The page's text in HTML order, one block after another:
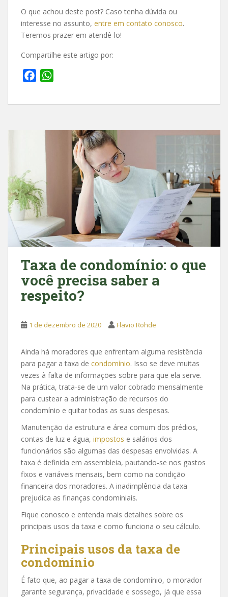
O que achou deste post? Caso tenha dúvida ou
interesse no assunto, entre em contato conosco.
Teremos prazer em atendê-lo!
Compartilhe este artigo por:
c
a
s
Taxa de condomínio: o que
você precisa saber a
respeito?
1 de dezembro de 2020 Flavio Rohde
Ainda há moradores que enfrentam alguma resistência
para pagar a taxa de condomínio. Isso se deve muitas
vezes à falta de informações sobre para que ela serve.
Na prática, trata-se de um valor cobrado mensalmente
para custear a administração de recursos do
condomínio e quitar todas as suas despesas.
Manutenção da estrutura e área comum dos prédios,
contas de luz e água, impostos e salários dos
funcionários são algumas das despesas envolvidas. A
taxa é definida em assembleia, pautando-se nos gastos
fixos e variáveis mensais, bem como na condição
financeira dos moradores. A inadimplência da taxa
prejudica as finanças condominiais.
Fique conosco e entenda mais detalhes sobre os
principais usos da taxa e como funciona o seu cálculo.
Principais usos da taxa de
condomínio
É fato que, ao pagar a taxa de condomínio, o morador
garante segurança, privacidade e sossego, já que essa